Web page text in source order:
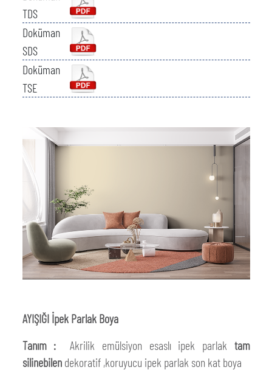
TDS
Doküman
SDS
Doküman
TSE
AYIŞIĞI İpek Parlak Boya
Tanım : Akrilik emülsiyon esaslı ipek parlak tam
silinebilendekoratif ,koruyucu ipek parlak son kat boya